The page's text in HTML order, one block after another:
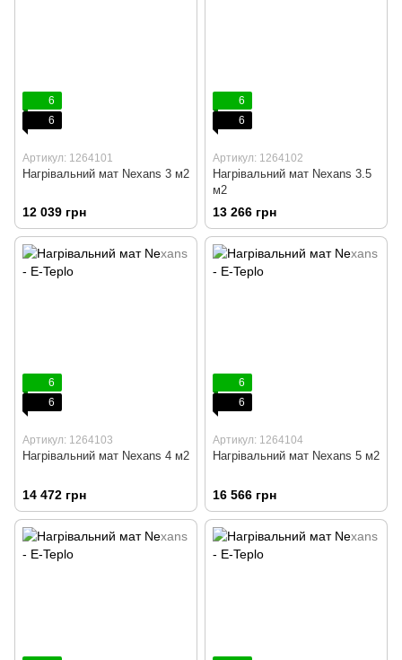
6
6
Артикул: 1264101
Нагрівальний мат Nexans 3 м2
12 039 грн
6
6
Артикул: 1264102
Нагрівальний мат Nexans 3.5
м2
13 266 грн
6
6
Артикул: 1264103
Нагрівальний мат Nexans 4 м2
14 472 грн
6
6
Артикул: 1264104
Нагрівальний мат Nexans 5 м2
16 566 грн